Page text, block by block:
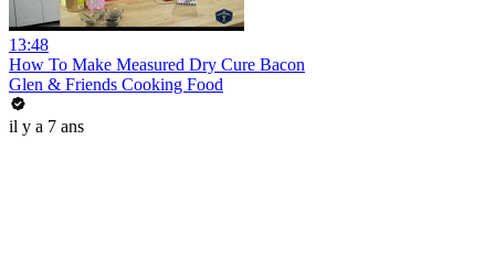
13:48
How To Make Measured Dry Cure Bacon
Glen & Friends Cooking Food
il y a 7 ans